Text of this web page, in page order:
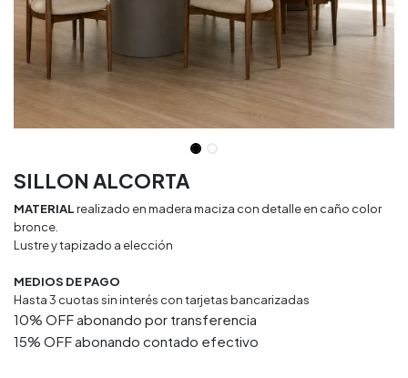
SILLON ALCORTA
MATERIALrealizado en madera maciza con detalle en caño color
bronce.
Lustre y tapizado a elección
MEDIOS DE PAGO
Hasta 3 cuotas sin interés con tarjetas bancarizadas
10% OFF abonando por transferencia
15% OFF abonando contado efectivo